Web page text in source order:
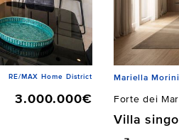
RE/MAX Home District
3.000.000€
Mariella Morini
Forte dei
Villa